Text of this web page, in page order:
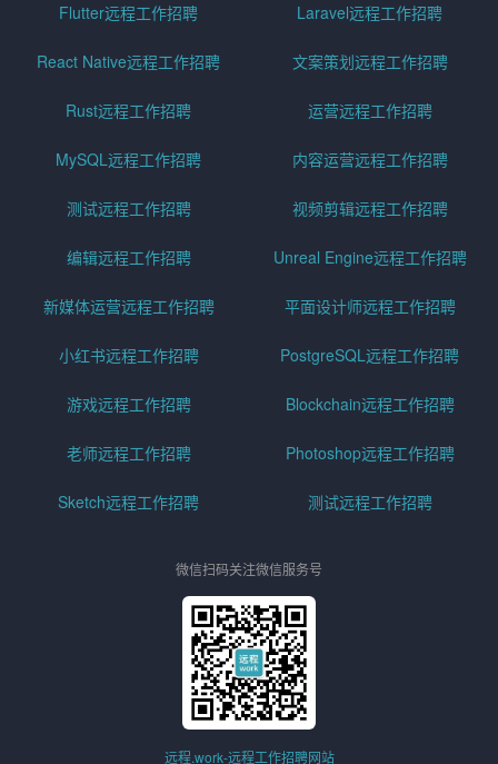
Flutter远程工作招聘 Laravel远程工作招聘
React Native远程工作招聘 文案策划远程工作招聘
Rust远程工作招聘 运营远程工作招聘
MySQL远程工作招聘 内容运营远程工作招聘
测试远程工作招聘 视频剪辑远程工作招聘
编辑远程工作招聘 Unreal Engine远程工作招聘
新媒体运营远程工作招聘 平面设计师远程工作招聘
小红书远程工作招聘 PostgreSQL远程工作招聘
游戏远程工作招聘 Blockchain远程工作招聘
老师远程工作招聘 Photoshop远程工作招聘
Sketch远程工作招聘 测试远程工作招聘
微信扫码关注微信服务号
远程.work-远程工作招聘网站